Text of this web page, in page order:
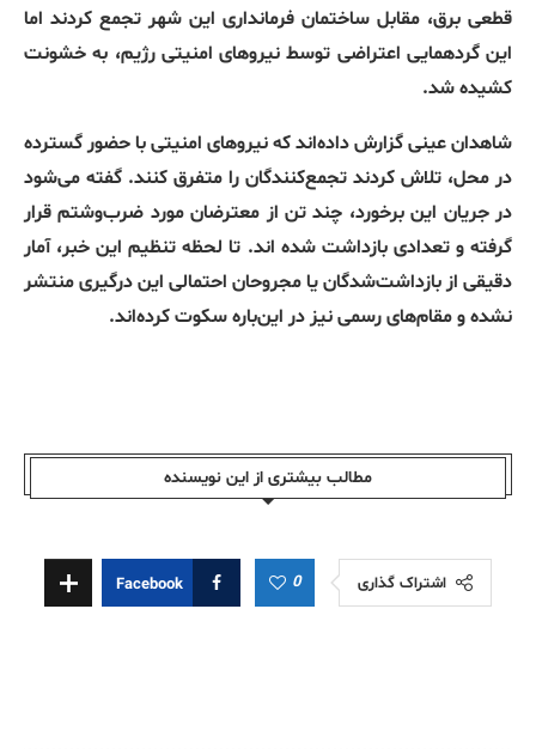
قطعی برق، مقابل ساختمان فرمانداری این شهر تجمع کردند اما
این گردهمایی اعتراضی توسط نیروهای امنیتی رژیم، به خشونت
کشیده شد.
شاهدان عینی گزارش داده‌اند که نیروهای امنیتی با حضور گسترده
در محل، تلاش کردند تجمع‌کنندگان را متفرق کنند. گفته می‌شود
در جریان این برخورد، چند تن از معترضان مورد ضرب‌وشتم قرار
گرفته و تعدادی بازداشت شده اند. تا لحظه تنظیم این خبر، آمار
دقیقی از بازداشت‌شدگان یا مجروحان احتمالی این درگیری منتشر
نشده و مقام‌های رسمی نیز در این‌باره سکوت کرده‌اند.
مطالب بیشتری از این نویسندە
اشتراک گذاری 0
Facebook